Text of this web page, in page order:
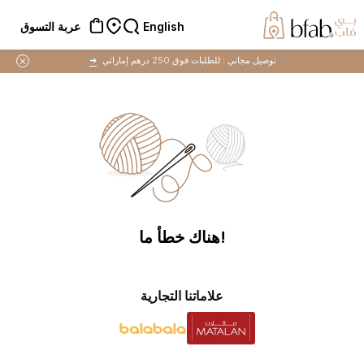
English عربة التسوق
توصيل مجاني : للطلبات فوق 250 درهم إماراتي ➜
!هناك خطأ ما
علاماتنا التجارية